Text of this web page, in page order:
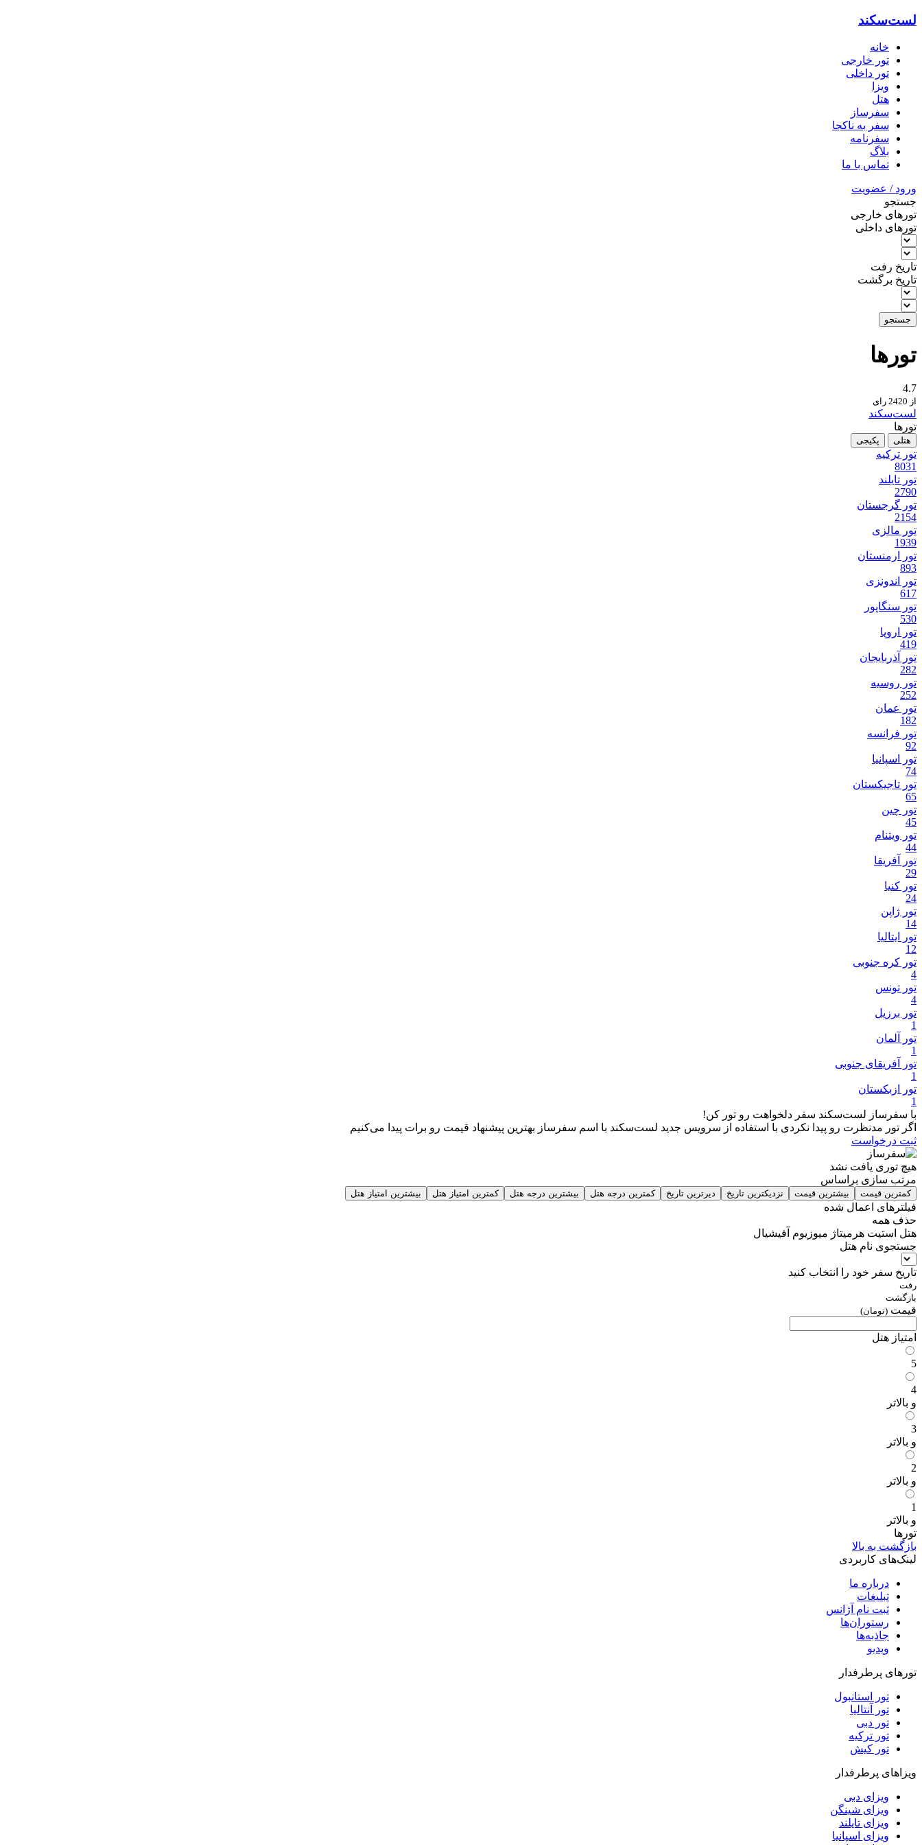
لست‌سکند
خانه
تور خارجی
تور داخلی
ویزا
هتل‌
سفرساز
سفر به ناکجا
سفرنامه
بلاگ
تماس با ما
ورود / عضویت
جستجو
تورهای خارجی
تورهای داخلی
تاریخ رفت
تاریخ برگشت
جستجو
تور‌ها
4.7
از 2420 رای
لست‌سکند
تورها
هتلی پکیجی
تور ترکیه
8031
تور تایلند
2790
تور گرجستان
2154
تور مالزی
1939
تور ارمنستان
893
تور اندونزی
617
تور سنگاپور
530
تور اروپا
419
تور آذربایجان
282
تور روسیه
252
تور عمان
182
تور فرانسه
92
تور اسپانیا
74
تور تاجیکستان
65
تور چین
45
تور ویتنام
44
تور آفریقا
29
تور کنیا
24
تور ژاپن
14
تور ایتالیا
12
تور کره جنوبی
4
تور تونس
4
تور برزیل
1
تور آلمان
1
تور آفریقای جنوبی
1
تور ازبکستان
1
با سفرساز لست‌سکند سفر دلخواهت رو تور کن!
اگر تور مدنظرت رو پیدا نکردی با استفاده از سرویس جدید لست‌سکند با اسم سفرساز بهترین پیشنهاد قیمت رو برات پیدا می‌کنیم
ثبت درخواست
هیچ توری یافت نشد
مرتب سازی براساس
کمترین قیمت بیشترین قیمت نزدیکترین تاریخ دیرترین تاریخ کمترین درجه هتل بیشترین درجه هتل کمترین امتیاز هتل بیشترین امتیاز هتل
فیلترهای اعمال شده
حذف همه
هتل استیت هرمیتاژ میوزیوم آفیشیال
جستجوی نام هتل
تاریخ سفر خود را انتخاب کنید
رفت
بازگشت
قیمت (تومان)
امتیاز هتل
5
4
و بالاتر
3
و بالاتر
2
و بالاتر
1
و بالاتر
تورها
بازگشت به بالا
لینک‌های کاربردی
درباره ما
تبلیغات
ثبت نام آژانس
رستوران‌ها
جاذبه‌ها
ویدیو‌
تورهای پرطرفدار
تور استانبول
تور آنتالیا
تور دبی
تور ترکیه
تور کیش
ویزاهای پرطرفدار
ویزای دبی
ویزای شینگن
ویزای تایلند
ویزای اسپانیا